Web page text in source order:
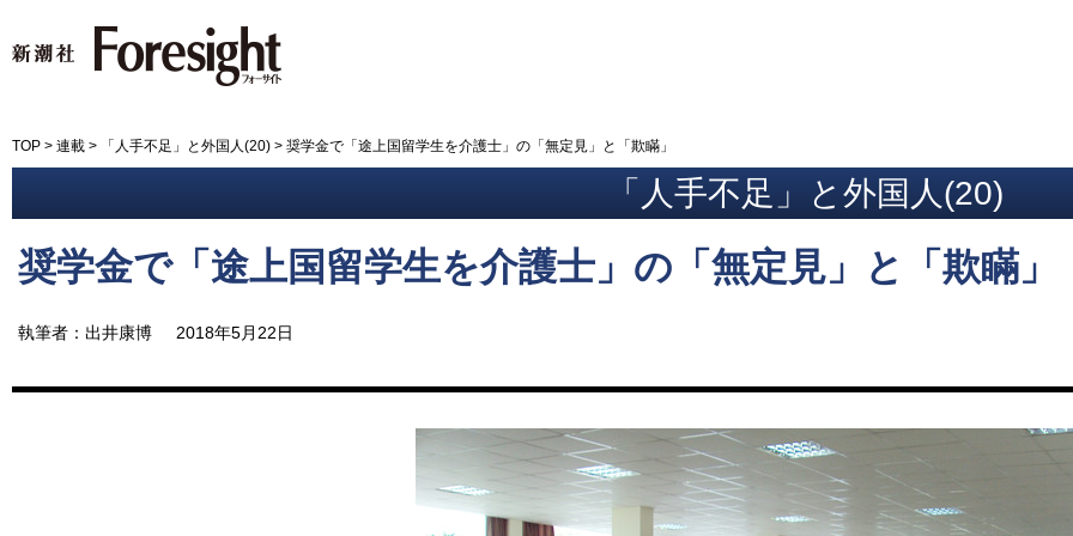
TOP > 連載 > 「人手不足」と外国人(20) > 奨学金で「途上国留学生を介護士」の「無定見」と「欺瞞」
「人手不足」と外国人(20)
奨学金で「途上国留学生を介護士」の「無定見」と「欺瞞」
執筆者：出井康博 2018年5月22日